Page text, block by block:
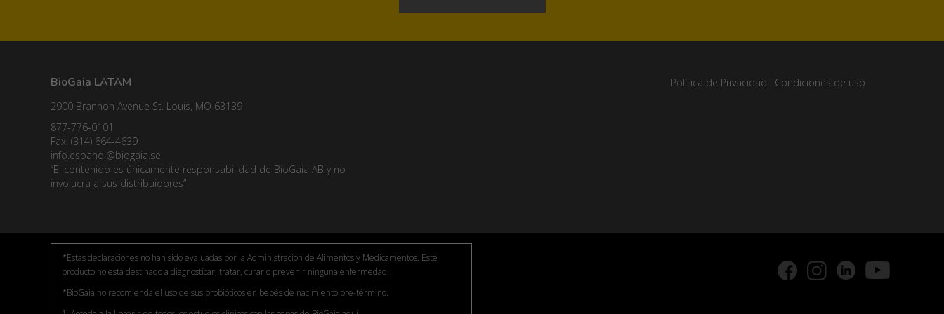
BioGaia LATAM
2900 Brannon Avenue St. Louis, MO 63139
877-776-0101
Fax: (314) 664-4639
info.espanol@biogaia.se
“El contenido es únicamente responsabilidad de BioGaia AB y no
involucra a sus distribuidores”
Política de Privacidad Condiciones de uso
*Estas declaraciones no han sido evaluadas por la Administración de Alimentos y Medicamentos. Este
producto no está destinado a diagnosticar, tratar, curar o prevenir ninguna enfermedad.
*BioGaia no recomienda el uso de sus probióticos en bebés de nacimiento pre-término.